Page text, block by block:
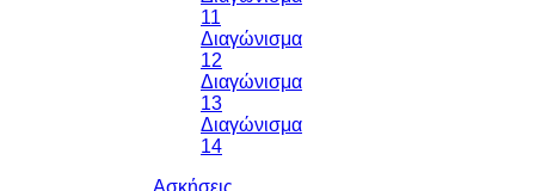
11
Διαγώνισμα
12
Διαγώνισμα
13
Διαγώνισμα
14